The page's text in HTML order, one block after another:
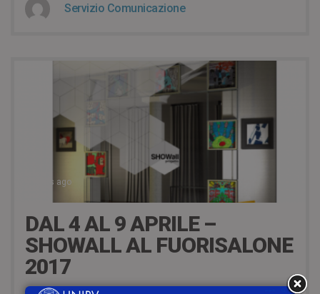
Servizio Comunicazione
9 years ago
DAL 4 AL 9 APRILE –
SHOWALL AL FUORISALONE
2017